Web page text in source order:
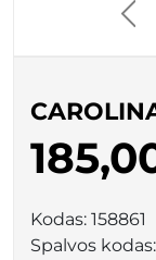
Kodas: 158861
Spalvos kodas: